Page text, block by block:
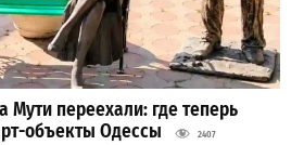
Мути переехали: где теперь
объекты Одессы
2407